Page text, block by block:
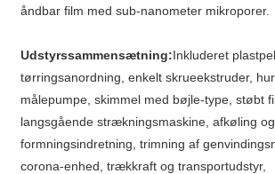
åndbar film med sub-nanometer mikroporer.
Udstyrssammensætning:Inkluderet
tørringsanordning, enkelt skrueekstruder,
målepumpe, skimmel med bøjle-type, støbt
langsgående strækningsmaskine, afkøling og
formningsindretning, trimning af
corona-enhed, trækkraft og transportudstyr,